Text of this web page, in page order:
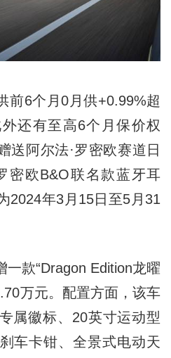
6个月0月供+0.99%超
还有至高6个月保价权
送阿尔法·罗密欧赛道日
密欧B&O联名款蓝牙耳
2024年3月15日至5月31
款“Dragon Edition龙曜
万元。配置方面，该车
属徽标、20英寸运动型
车卡钳、全景式电动天